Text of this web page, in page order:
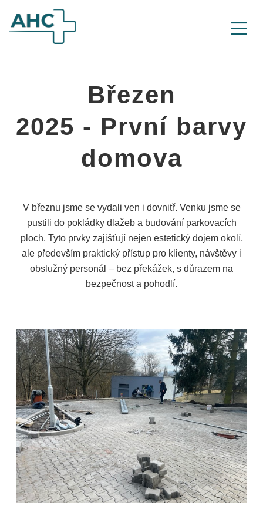
Březen
2025 - První barvy
domova
V březnu jsme se vydali ven i dovnitř. Venku jsme se
pustili do pokládky dlažeb a budování parkovacích
ploch. Tyto prvky zajišťují nejen estetický dojem okolí,
ale především praktický přístup pro klienty, návštěvy i
obslužný personál – bez překážek, s důrazem na
bezpečnost a pohodlí.